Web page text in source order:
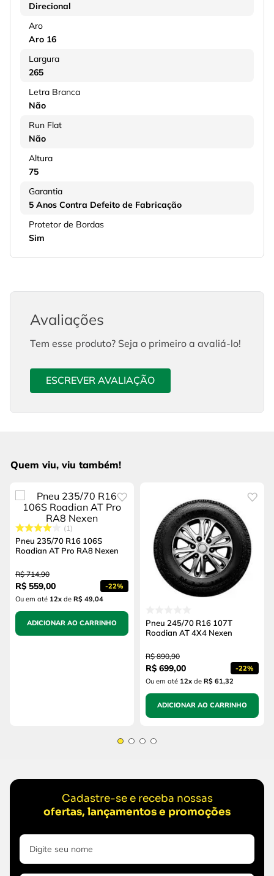
Direcional
Aro
Aro 16
Largura
265
Letra Branca
Não
Run Flat
Não
Altura
75
Garantia
5 Anos Contra Defeito de Fabricação
Protetor de Bordas
Sim
Avaliações
Tem esse produto? Seja o primeiro a avaliá-lo!
ESCREVER AVALIAÇÃO
Quem viu, viu também!
1
Pneu 235/70 R16 106S
Roadian AT Pro RA8 Nexen
R$ 714,90
R$ 559,00 -22%
Ou em até 12x de R$ 49,04
ADICIONAR AO CARRINHO
Pneu 245/70 R16 107T
Roadian AT 4X4 Nexen
R$ 890,90
R$ 699,00 -22%
Ou em até 12x de R$ 61,32
ADICIONAR AO CARRINHO
Cadastre-se e receba nossas
ofertas, lançamentos e promoções